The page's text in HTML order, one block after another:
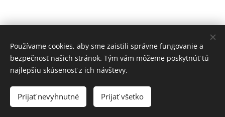
© 2021 Lipirea s.r.o, prosím nekopírovať bez súhlasu
autora! fotografie pre Lipirea: Iveta Peterská (@foteníčko)
Vytvorené službouWebnode
Používame cookies, aby sme zaistili správne fungovanie a
bezpečnosť našich stránok. Tým vám môžeme poskytnúť tú
najlepšiu skúsenosť z ich návštevy.
Prijať nevyhnutné Prijať všetko